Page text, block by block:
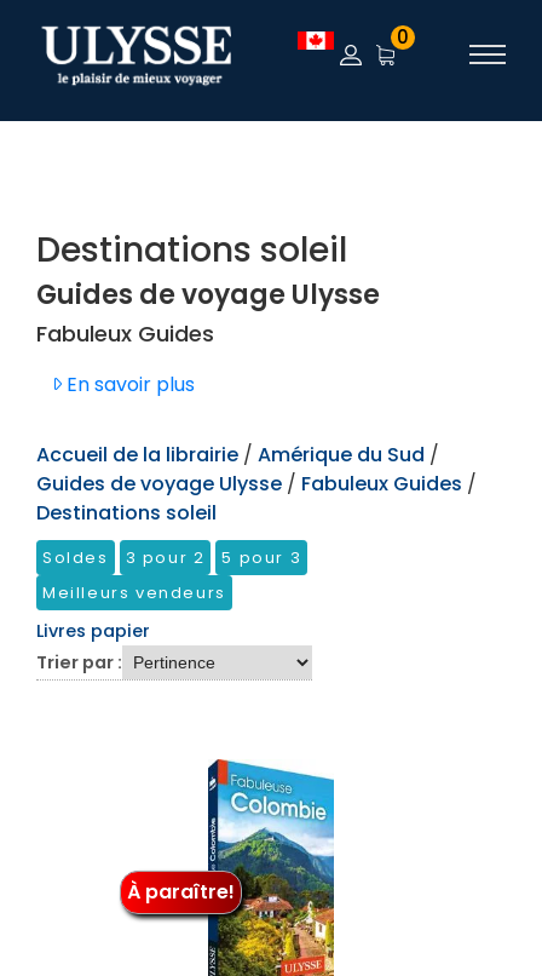
TEST 0
Destinations soleil
Guides de voyage Ulysse
Fabuleux Guides
En savoir plus
Accueil de la librairie / Amérique du Sud /
Guides de voyage Ulysse / Fabuleux Guides /
Destinations soleil
Soldes 3 pour 2
5 pour 3
Meilleurs vendeurs
Livres papier
Trier par :
À paraître!